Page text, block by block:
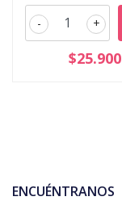
+
-
$25.900
ENCUÉNTRANOS